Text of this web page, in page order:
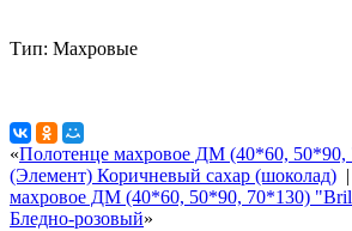
Тип: Махровые
«Полотенце махровое ДМ (40*60, 50*90,
(Элемент) Коричневый сахар (шоколад) |
махровое ДМ (40*60, 50*90, 70*130)
Бледно-розовый»